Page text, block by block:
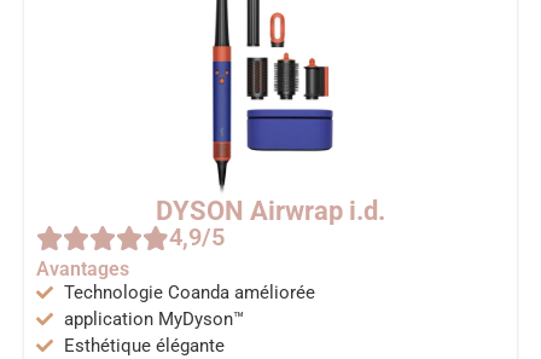
DYSON Airwrap i.d.
4,9/5
Avantages
Technologie Coanda améliorée
application MyDyson™
Esthétique élégante